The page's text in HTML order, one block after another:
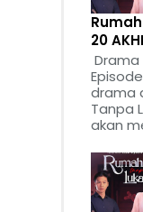
20
Drama
drama
Tanpa
akan